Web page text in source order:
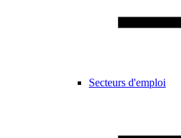
Secteurs d'emploi